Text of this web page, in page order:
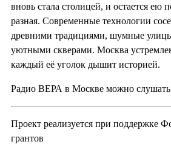
вновь стала столицей, и остается ею
разная. Современные технологии
древними традициями, шумные
уютными скверами. Москва
каждый её уголок дышит историей.
Радио ВЕРА в Москве можно слушать
Проект реализуется при поддержке
грантов